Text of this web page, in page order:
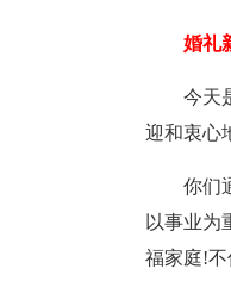
婚礼新
今天
迎和衷心
你们
以事业为
福家庭!